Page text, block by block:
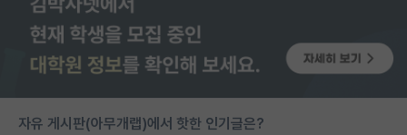
자유 게시판(아무개랩)에서 핫한 인기글은?